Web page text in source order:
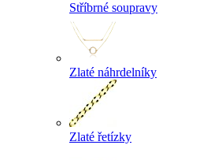
Stříbrné soupravy
Zlaté náhrdelníky
Zlaté řetízky